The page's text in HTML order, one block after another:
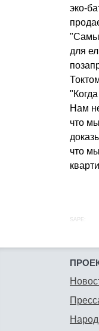
эко-
для
Нам
что
что
SAPE: